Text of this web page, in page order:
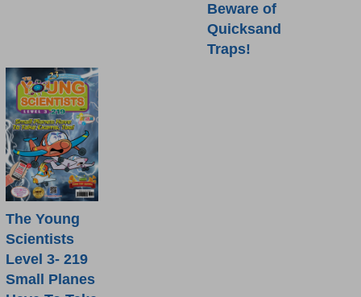
Beware of
Quicksand
Traps!
The Young
Scientists
Level 3- 219
Small Planes